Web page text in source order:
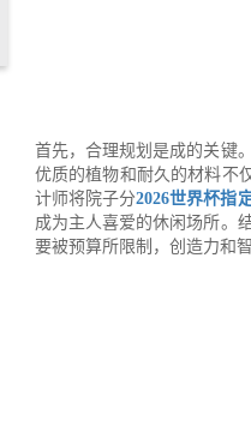
首先，合理规划是成的关键
优质的植物和耐久的材料不
计师将院子分2026世界杯指
成为主人喜爱的休闲场所。
要被预算所限制，创造力和